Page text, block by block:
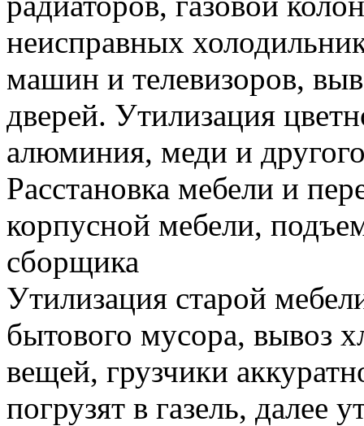
неисправных
машин и телевизоров,
дверей. Утилизация
алюминия, меди и
Расстановка мебели и
корпусной мебели,
сборщика
Утилизация старой
бытового мусора, вывоз
вещей, грузчики
погрузят в газель, далее